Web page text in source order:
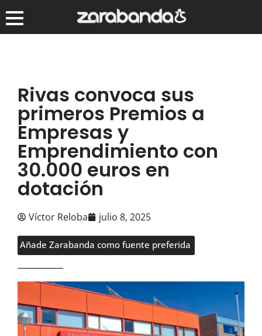
Rivas convoca sus
primeros Premios a
Empresas y
Emprendimiento con
30.000 euros en
dotación
Víctor Reloba julio 8, 2025
Añade Zarabanda como fuente preferida